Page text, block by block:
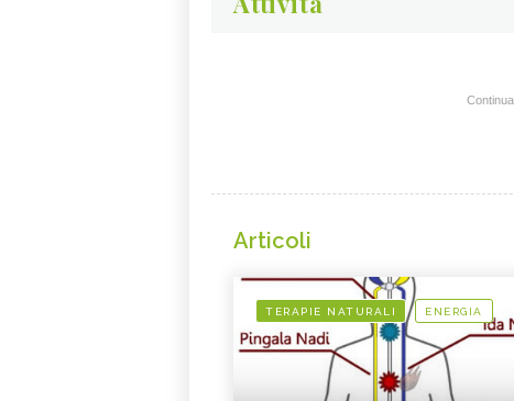
Articoli
TERAPIE NATURALI ENERGIA